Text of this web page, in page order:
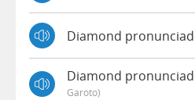
Diamond
Diamond
Garoto)